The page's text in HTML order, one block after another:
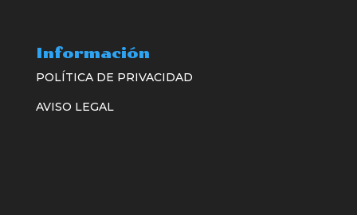
Información
POLÍTICA DE PRIVACIDAD
AVISO LEGAL